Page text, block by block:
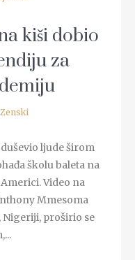
kiši dobio
za
Zenski
ljude širom
školu baleta na
Video na
Mmesoma
Nigeriji, proširio se